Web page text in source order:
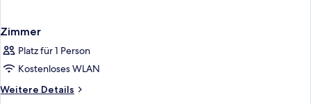
Zimmer
Platz für 1 Person
Kostenloses WLAN
Weitere Details
Weitere